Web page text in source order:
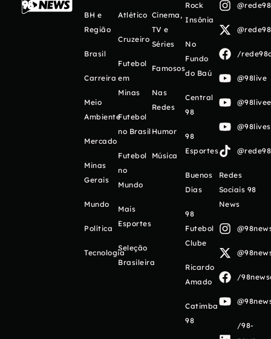
BH e
Região
Brasil
Carreira
Meio
Ambiente
Mercado
Minas
Gerais
Mundo
Política
Tecnologia
Atlético
Cruzeiro
Futebol
em
Minas
Futebol
no Brasil
Futebol
no
Mundo
Mais
Esportes
Seleção
Brasileira
Cinema,
TV e
Séries
Famosos
Nas
Redes
Humor
Música
Rock
Insônia
No
Fundo
do Baú
Central
98
98
Esportes
Buenos
Días
98
Futebol
Clube
Ricardo
Amado
Catimba
98
/
@98live
Redes
Sociais 98
News
/
/98-